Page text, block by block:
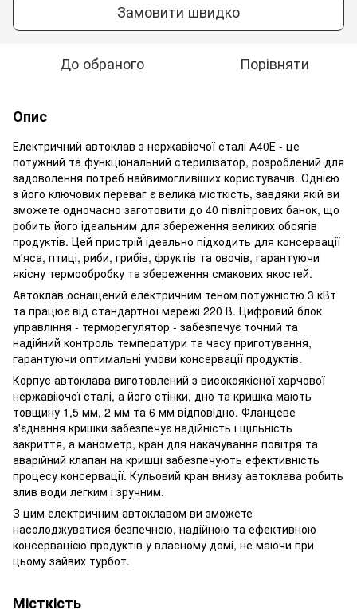
Замовити швидко
До обраного Порівняти
Опис
Електричний автоклав з нержавіючої сталі А40Е - це
потужний та функціональний стерилізатор, розроблений для
задоволення потреб найвимогливіших користувачів. Однією
з його ключових переваг є велика місткість, завдяки якій ви
зможете одночасно заготовити до 40 півлітрових банок, що
робить його ідеальним для збереження великих обсягів
продуктів. Цей пристрій ідеально підходить для консервації
м'яса, птиці, риби, грибів, фруктів та овочів, гарантуючи
якісну термообробку та збереження смакових якостей.
Автоклав оснащений електричним теном потужністю 3 кВт
та працює від стандартної мережі 220 В. Цифровий блок
управління - терморегулятор - забезпечує точний та
надійний контроль температури та часу приготування,
гарантуючи оптимальні умови консервації продуктів.
Корпус автоклава виготовлений з високоякісної харчової
нержавіючої сталі, а його стінки, дно та кришка мають
товщину 1,5 мм, 2 мм та 6 мм відповідно. Фланцеве
з'єднання кришки забезпечує надійність і щільність
закриття, а манометр, кран для накачування повітря та
аварійний клапан на кришці забезпечують ефективність
процесу консервації. Кульовий кран внизу автоклава робить
злив води легким і зручним.
З цим електричним автоклавом ви зможете
насолоджуватися безпечною, надійною та ефективною
консервацією продуктів у власному домі, не маючи при
цьому зайвих турбот.
Місткість